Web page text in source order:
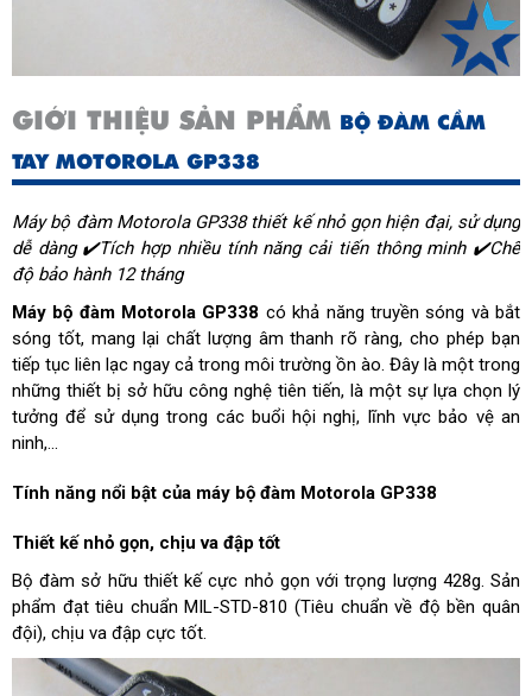
Công suất âm thanh (W) 0.5
Loại pin chuẩn Ni-Mh
Trọng lượng (g)
Chuẩn kín khít IP54
Cự li liên lạc (km)
Thời gian sạc pin (giờ)
Băng tần sử dụng VHF;UHF
GIỚI THIỆU SẢN PHẨM BỘ ĐÀM CẦM
TAY MOTOROLA GP338
Máy bộ đàm Motorola GP338 thiết kế nhỏ gọn hiện đại, sử dụng
dễ dàng ✔️Tích hợp nhiều tính năng cải tiến thông minh ✔️Chế
độ bảo hành 12 tháng
Máy bộ đàm Motorola GP338 có khả năng truyền sóng và bắt
sóng tốt, mang lại chất lượng âm thanh rõ ràng, cho phép bạn
tiếp tục liên lạc ngay cả trong môi trường ồn ào. Đây là một trong
những thiết bị sở hữu công nghệ tiên tiến, là một sự lựa chọn lý
tưởng để sử dụng trong các buổi hội nghị, lĩnh vực bảo vệ an
ninh,...
Tính năng nổi bật của máy bộ đàm Motorola GP338
Thiết kế nhỏ gọn, chịu va đập tốt
Bộ đàm sở hữu thiết kế cực nhỏ gọn với trọng lượng 428g. Sản
phẩm đạt tiêu chuẩn MIL-STD-810 (Tiêu chuẩn về độ bền quân
đội), chịu va đập cực tốt.